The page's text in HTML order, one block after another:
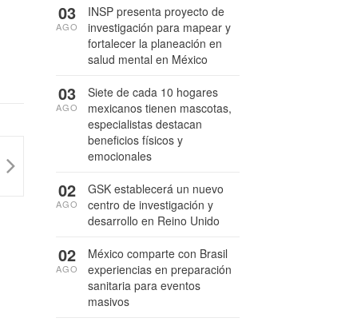
INSP presenta proyecto de
investigación para mapear y
fortalecer la planeación en
salud mental en México
03
AGO
Siete de cada 10 hogares
mexicanos tienen mascotas,
especialistas destacan
beneficios físicos y
emocionales
03
AGO
GSK establecerá un nuevo
centro de investigación y
desarrollo en Reino Unido
02
AGO
México comparte con Brasil
experiencias en preparación
sanitaria para eventos
masivos
02
AGO